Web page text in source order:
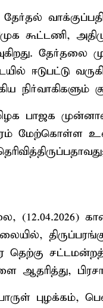
கூட்டணி,
தேர்தலை
ஈடுபட்டு
நிர்வாகிகளும்
பாஜக
மேற்கொள்ள
தெற்கு
ஆதரித்து,
புழக்கம்,